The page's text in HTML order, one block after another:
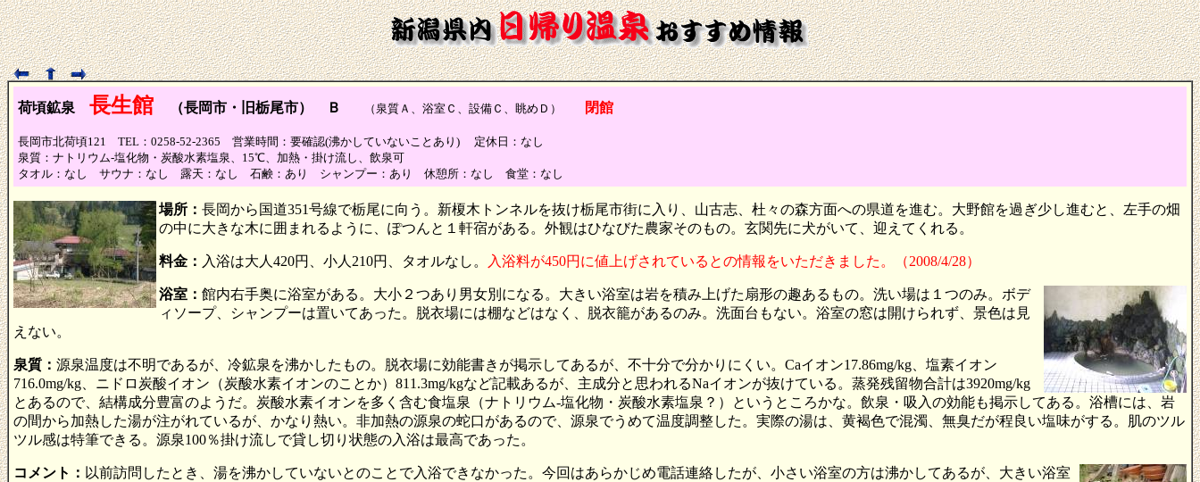
荷頃鉱泉 長生館 （長岡市・旧栃尾市） Ｂ （泉質Ａ、浴室Ｃ、設備Ｃ、眺めＤ） 閉館
長岡市北荷頃121 TEL：0258-52-2365 営業時間：要確認(沸かしていないことあり) 定休日：なし
泉質：ナトリウム-塩化物・炭酸水素塩泉、15℃、加熱・掛け流し、飲泉可
タオル：なし サウナ：なし 露天：なし 石鹸：あり シャンプー：あり 休憩所：なし 食堂：なし
場所： 長岡から国道351号線で栃尾に向う。新榎木トンネルを抜け栃尾市街に入り、山古志、杜々の森方面への県道を進む。大野館を過ぎ少し進むと、左手の畑
の中に大きな木に囲まれるように、ぽつんと１軒宿がある。外観はひなびた農家そのもの。玄関先に犬がいて、迎えてくれる。
料金： 入浴は大人420円、小人210円、タオルなし。 入浴料が450円に値上げされているとの情報をいただきました。（2008/4/28）
浴室： 館内右手奥に浴室がある。大小２つあり男女別になる。大きい浴室は岩を積み上げた扇形の趣あるもの。洗い場は１つのみ。ボデ
ィソープ、シャンプーは置いてあった。脱衣場には棚などはなく、脱衣籠があるのみ。洗面台もない。浴室の窓は開けられず、景色は見
えない。
泉質： 源泉温度は不明であるが、冷鉱泉を沸かしたもの。脱衣場に効能書きが掲示してあるが、不十分で分かりにくい。Caイオン17.86mg/kg、塩素イオン
716.0mg/kg、ニドロ炭酸イオン（炭酸水素イオンのことか）811.3mg/kgなど記載あるが、主成分と思われるNaイオンが抜けている。蒸発残留物合計は3920mg/kg
とあるので、結構成分豊富のようだ。炭酸水素イオンを多く含む食塩泉（ナトリウム-塩化物・炭酸水素塩泉？）というところかな。飲泉・吸入の効能も掲示してある。浴槽には、岩
の間から加熱した湯が注がれているが、かなり熱い。非加熱の源泉の蛇口があるので、源泉でうめて温度調整した。実際の湯は、黄褐色で混濁、無臭だが程良い塩味がする。肌のツル
ツル感は特筆できる。源泉100％掛け流しで貸し切り状態の入浴は最高であった。
コメント： 以前訪問したとき、湯を沸かしていないとのことで入浴できなかった。今回はあらかじめ電話連絡したが、小さい浴室の方は沸かしてあるが、大きい浴室